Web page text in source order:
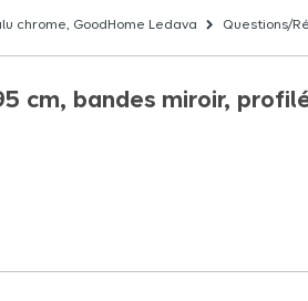
chrome, GoodHome Ledava Questions/
cm, bandes miroir,